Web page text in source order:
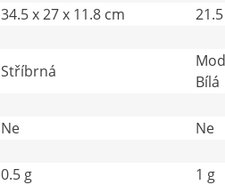
34.5 x 27 x 11.8 cm
Stříbrná
Bílá
Ne Ne
0.5 g 1 g